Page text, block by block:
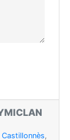
,Castillonnès